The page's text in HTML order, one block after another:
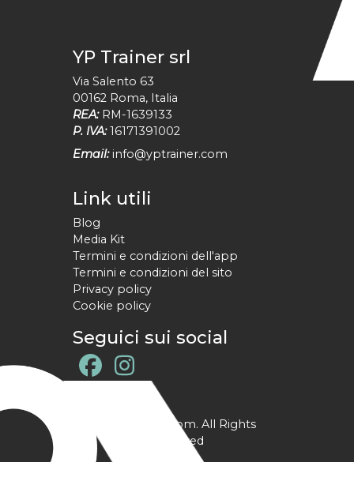
YP Trainer srl
Via Salento 63
00162 Roma, Italia
REA: RM-1639133
P. IVA: 16171391002
Email: info@yptrainer.com
Link utili
Blog
Media Kit
Termini e condizioni dell'app
Termini e condizioni del sito
Privacy policy
Cookie policy
Seguici sui social
@ YPtrainer.com. All Rights
Reserved